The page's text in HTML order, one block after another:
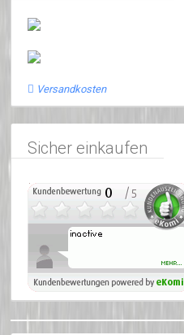
Versandkosten
Sicher einkaufen